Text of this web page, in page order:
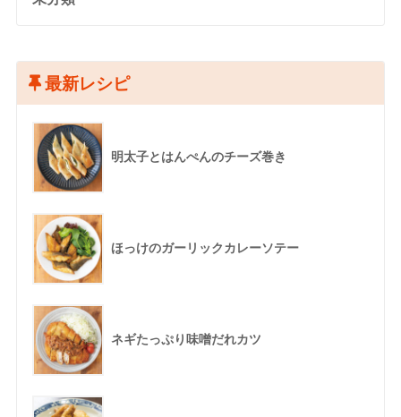
最新レシピ
明太子とはんぺんのチーズ巻き
ほっけのガーリックカレーソテー
ネギたっぷり味噌だれカツ